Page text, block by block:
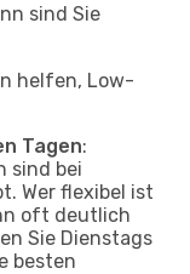
sind Sie
helfen, Low-
Tagen:
sind bei
Wer flexibel ist
oft deutlich
Sie Dienstags
besten